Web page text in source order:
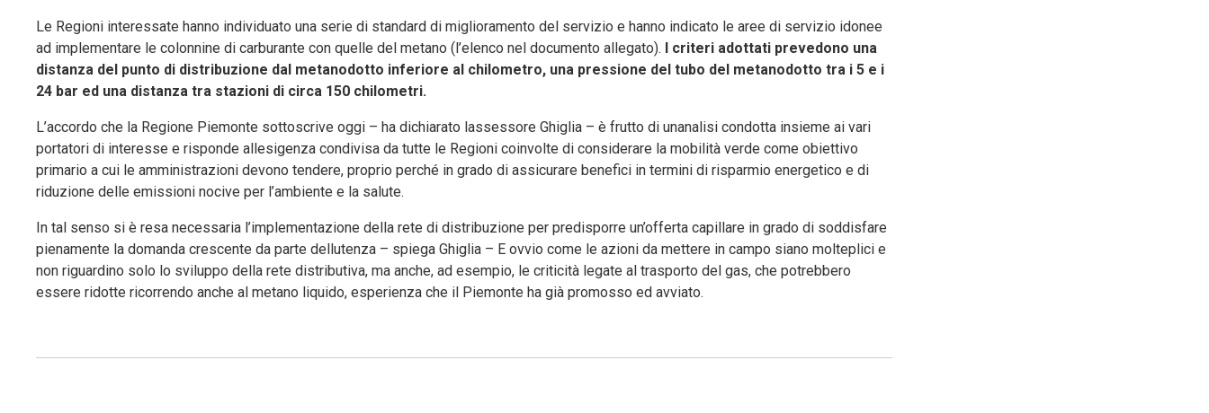
Le Regioni interessate hanno individuato una serie di standard di miglioramento del servizio e hanno indicato le aree di servizio idonee
ad implementare le colonnine di carburante con quelle del metano (l’elenco nel documento allegato). I criteri adottati prevedono una
distanza del punto di distribuzione dal metanodotto inferiore al chilometro, una pressione del tubo del metanodotto tra i 5 e i
24 bar ed una distanza tra stazioni di circa 150 chilometri.
L’accordo che la Regione Piemonte sottoscrive oggi – ha dichiarato lassessore Ghiglia – è frutto di unanalisi condotta insieme ai vari
portatori di interesse e risponde allesigenza condivisa da tutte le Regioni coinvolte di considerare la mobilità verde come obiettivo
primario a cui le amministrazioni devono tendere, proprio perché in grado di assicurare benefici in termini di risparmio energetico e di
riduzione delle emissioni nocive per l’ambiente e la salute.
In tal senso si è resa necessaria l’implementazione della rete di distribuzione per predisporre un’offerta capillare in grado di soddisfare
pienamente la domanda crescente da parte dellutenza – spiega Ghiglia – E ovvio come le azioni da mettere in campo siano molteplici e
non riguardino solo lo sviluppo della rete distributiva, ma anche, ad esempio, le criticità legate al trasporto del gas, che potrebbero
essere ridotte ricorrendo anche al metano liquido, esperienza che il Piemonte ha già promosso ed avviato.